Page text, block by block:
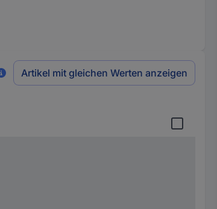
Artikel mit gleichen Werten anzeigen